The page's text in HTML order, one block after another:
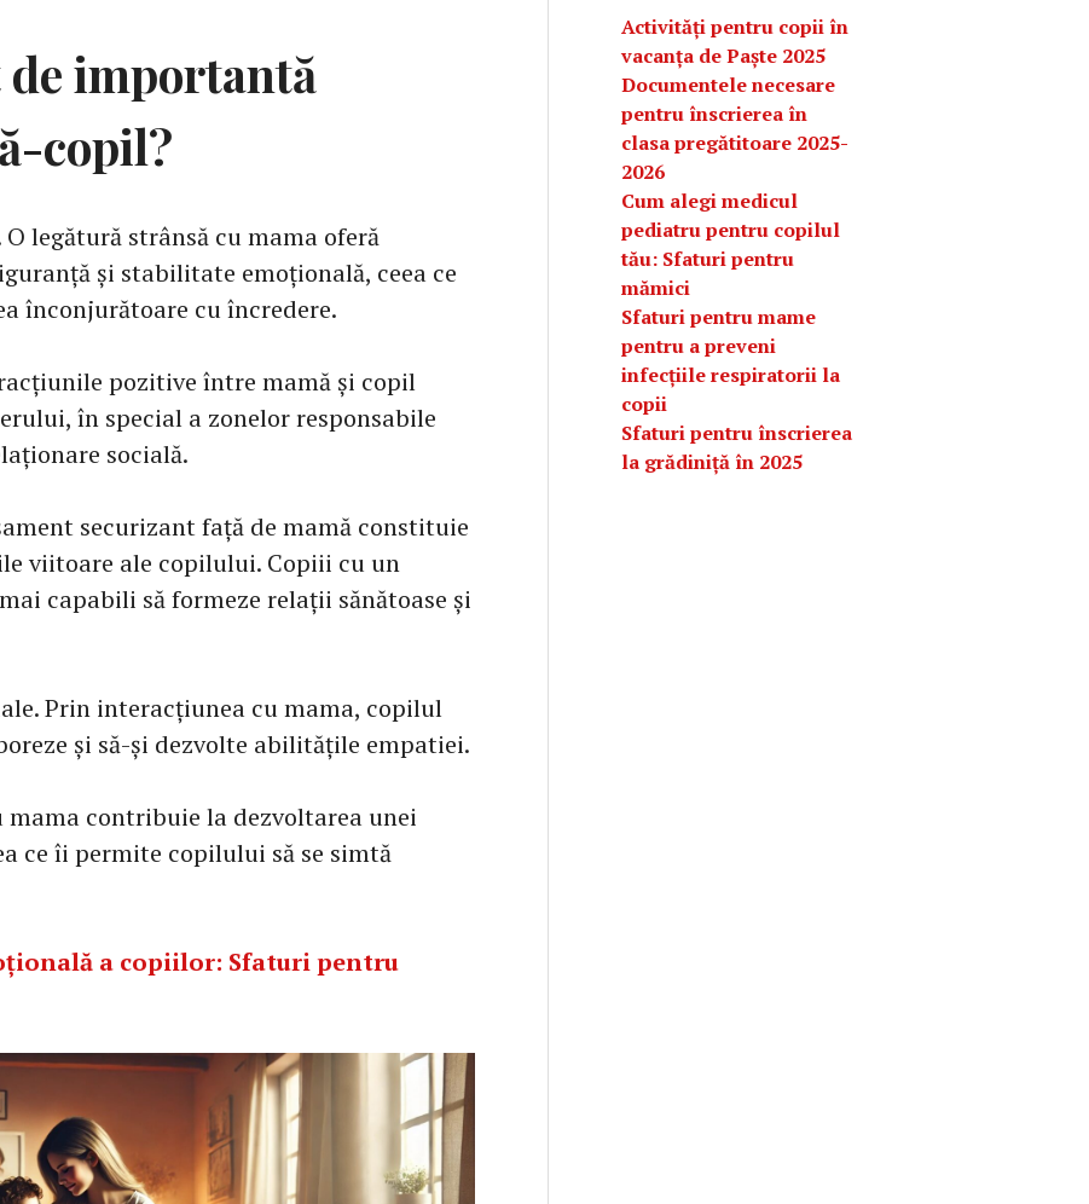
de importantă
copil?
legătură strânsă cu mama oferă
și stabilitate emoțională, ceea ce
înconjurătoare cu încredere.
pozitive între mamă și copil
în special a zonelor responsabile
socială.
securizant față de mamă constituie
viitoare ale copilului. Copiii cu un
capabili să formeze relații sănătoase și
Prin interacțiunea cu mama, copilul
și să-și dezvolte abilitățile empatiei.
mama contribuie la dezvoltarea unei
ce îi permite copilului să se simtă
a copiilor: Sfaturi pentru
Activități pentru copii în
vacanța de Paște 2025
Documentele necesare
pentru înscrierea în
clasa pregătitoare 2025-
2026
Cum alegi medicul
pediatru pentru copilul
tău: Sfaturi pentru
mămici
Sfaturi pentru mame
pentru a preveni
infecțiile respiratorii la
copii
Sfaturi pentru înscrierea
la grădiniță în 2025